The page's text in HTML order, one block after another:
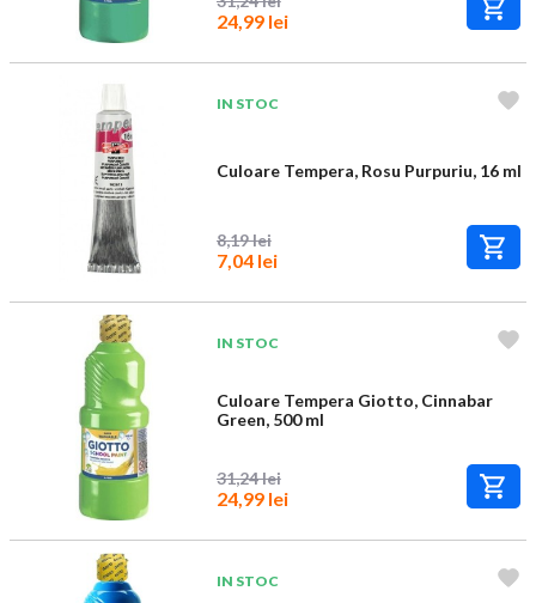
24,99 lei
IN STOC
Culoare Tempera, Rosu Purpuriu, 16 ml
8,19 lei
7,04 lei
IN STOC
Culoare Tempera Giotto, Cinnabar
Green, 500 ml
31,24 lei
24,99 lei
IN STOC